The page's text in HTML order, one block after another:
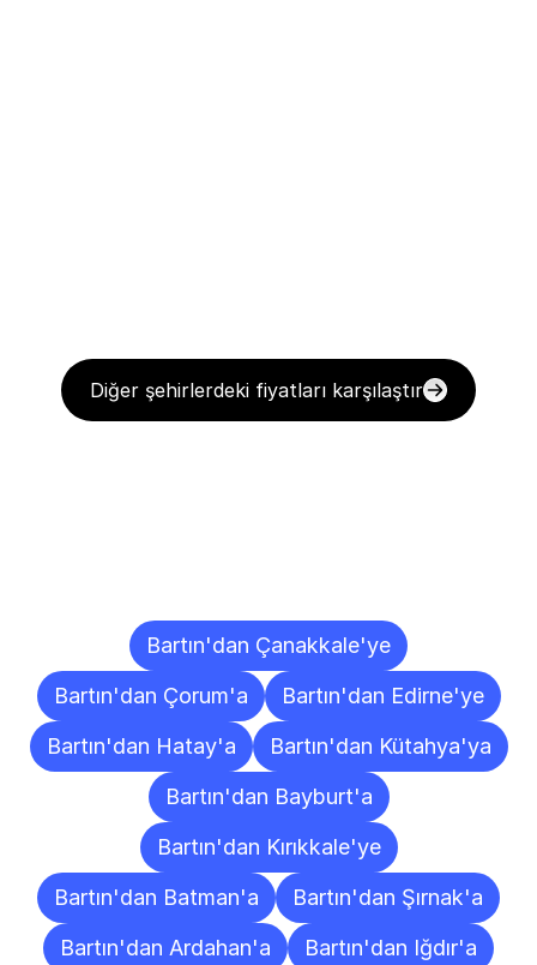
Diğer şehirlerdeki fiyatları karşılaştır
Bartın'dan Çanakkale'ye
Bartın'dan Çorum'a
Bartın'dan Edirne'ye
Bartın'dan Hatay'a
Bartın'dan Kütahya'ya
Bartın'dan Bayburt'a
Bartın'dan Kırıkkale'ye
Bartın'dan Batman'a
Bartın'dan Şırnak'a
Bartın'dan Ardahan'a
Bartın'dan Iğdır'a